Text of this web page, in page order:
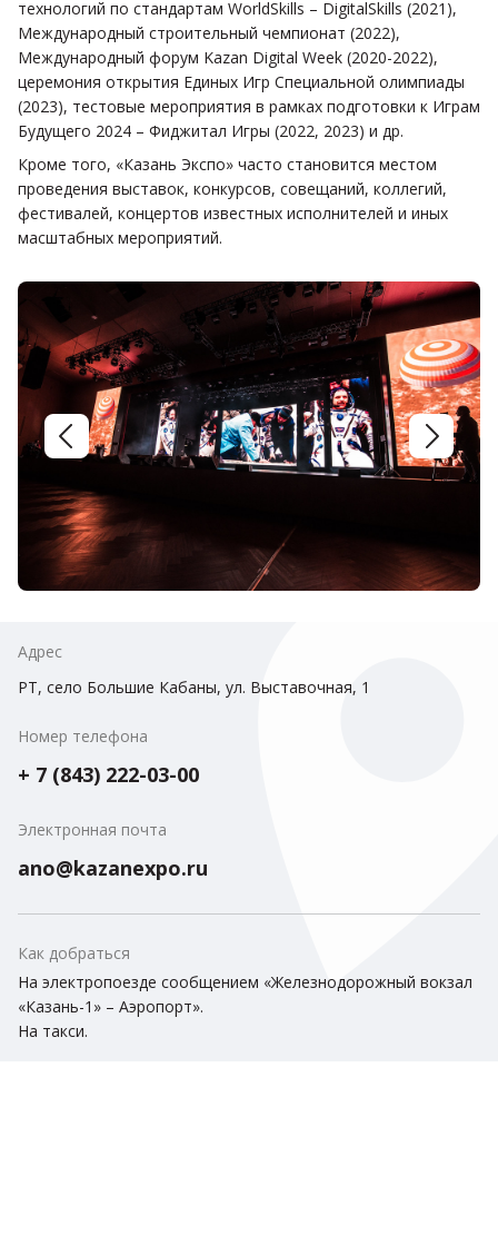
технологий по стандартам WorldSkills – DigitalSkills (2021),
Международный строительный чемпионат (2022),
Международный форум Kazan Digital Week (2020-2022),
церемония открытия Единых Игр Специальной олимпиады
(2023), тестовые мероприятия в рамках подготовки к Играм
Будущего 2024 – Фиджитал Игры (2022, 2023) и др.
Кроме того, «Казань Экспо» часто становится местом
проведения выставок, конкурсов, совещаний, коллегий,
фестивалей, концертов известных исполнителей и иных
масштабных мероприятий.
Адрес
РТ, село Большие Кабаны, ул. Выставочная, 1
Номер телефона
+ 7 (843) 222-03-00
Электронная почта
ano@kazanexpo.ru
Как добраться
На электропоезде сообщением «Железнодорожный вокзал
«Казань-1» – Аэропорт».
На такси.